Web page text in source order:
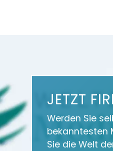
JETZT
Werden Sie
bekanntesten
Sie die Welt